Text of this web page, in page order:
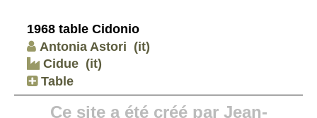
1968 table Cidonio
Antonia Astori (it)
Cidue (it)
Table
Ce site a été créé par Jean-